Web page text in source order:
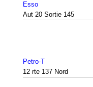
Esso
Aut 20 Sortie 145
Petro-T
12 rte 137 Nord